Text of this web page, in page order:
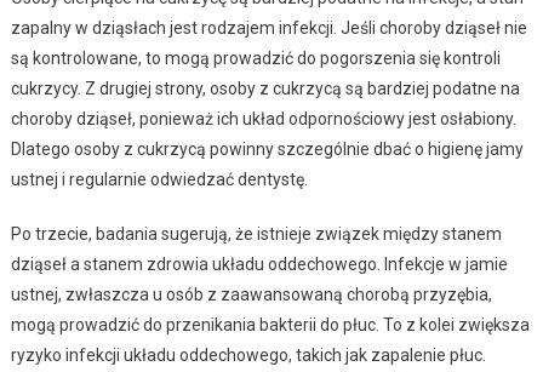
zapalny w dziąsłach jest rodzajem infekcji. Jeśli choroby dziąseł nie
są kontrolowane, to mogą prowadzić do pogorszenia się kontroli
cukrzycy. Z drugiej strony, osoby z cukrzycą są bardziej podatne na
choroby dziąseł, ponieważ ich układ odpornościowy jest osłabiony.
Dlatego osoby z cukrzycą powinny szczególnie dbać o higienę jamy
ustnej i regularnie odwiedzać dentystę.
Po trzecie, badania sugerują, że istnieje związek między stanem
dziąseł a stanem zdrowia układu oddechowego. Infekcje w jamie
ustnej, zwłaszcza u osób z zaawansowaną chorobą przyzębia,
mogą prowadzić do przenikania bakterii do płuc. To z kolei zwiększa
ryzyko infekcji układu oddechowego, takich jak zapalenie płuc.